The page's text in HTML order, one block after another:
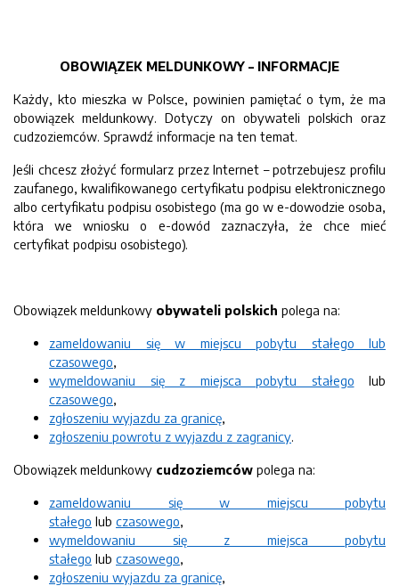
OBOWIĄZEK MELDUNKOWY – INFORMACJE
Każdy, kto mieszka w Polsce, powinien pamiętać o tym, że ma
obowiązek meldunkowy. Dotyczy on obywateli polskich oraz
cudzoziemców. Sprawdź informacje na ten temat.
Jeśli chcesz złożyć formularz przez Internet – potrzebujesz profilu
zaufanego, kwalifikowanego certyfikatu podpisu elektronicznego
albo certyfikatu podpisu osobistego (ma go w e-dowodzie osoba,
która we wniosku o e-dowód zaznaczyła, że chce mieć
certyfikat podpisu osobistego).
Obowiązek meldunkowy obywateli polskich polega na:
zameldowaniu się w miejscu pobytu stałego lub
czasowego,
wymeldowaniu się z miejsca pobytu stałego lub
czasowego,
zgłoszeniu wyjazdu za granicę,
zgłoszeniu powrotu z wyjazdu z zagranicy.
Obowiązek meldunkowy cudzoziemców polega na:
zameldowaniu się w miejscu pobytu
stałego lub czasowego,
wymeldowaniu się z miejsca pobytu
stałego lub czasowego,
zgłoszeniu wyjazdu za granicę,